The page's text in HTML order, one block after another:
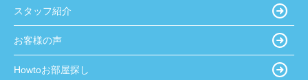
スタッフ紹介
お客様の声
Howtoお部屋探し